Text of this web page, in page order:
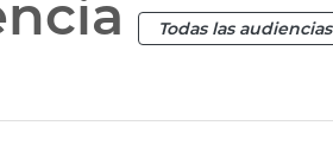
Todas las audiencias